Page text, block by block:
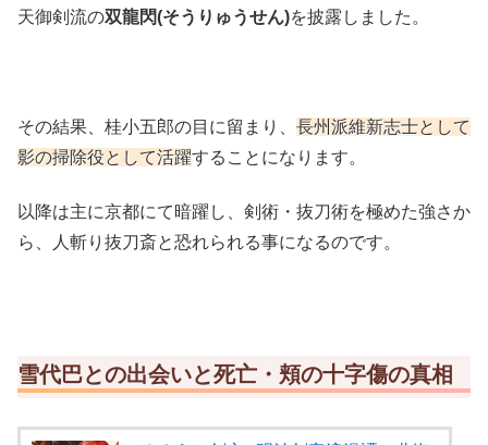
天御剣流の双龍閃(そうりゅうせん)を披露しました。
その結果、桂小五郎の目に留まり、 長州派維新志士として
影の掃除役として活躍することになります。
以降は主に京都にて暗躍し、剣術・抜刀術を極めた強さか
ら、人斬り抜刀斎と恐れられる事になるのです。
雪代巴との出会いと死亡・頬の十字傷の真相